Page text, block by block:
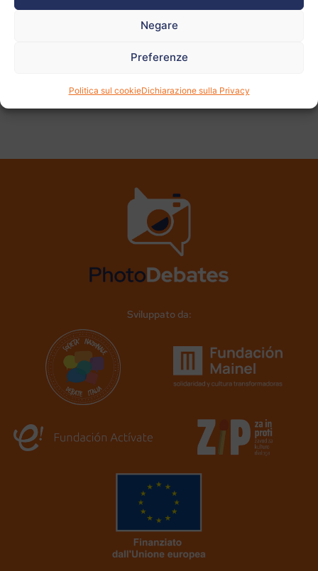
Negare
Preferenze
Politica sul cookieDichiarazione sulla Privacy
altre
PRECEDENTE
Sviluppato da: